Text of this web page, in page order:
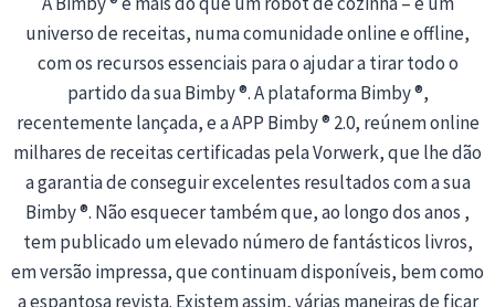
universo de receitas, numa comunidade online e offline,
com os recursos essenciais para o ajudar a tirar todo o
partido da sua Bimby ®. A plataforma Bimby ®,
recentemente lançada, e a APP Bimby ® 2.0, reúnem online
milhares de receitas certificadas pela Vorwerk, que lhe dão
a garantia de conseguir excelentes resultados com a sua
Bimby ®. Não esquecer também que, ao longo dos anos ,
tem publicado um elevado número de fantásticos livros,
em versão impressa, que continuam disponíveis, bem como
a espantosa revista. Existem assim, várias maneiras de ficar